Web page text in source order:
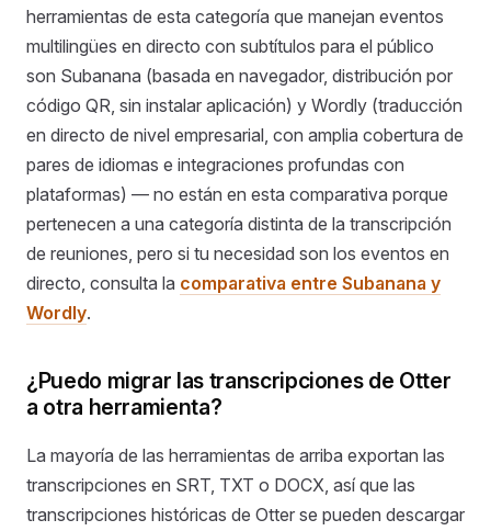
herramientas de esta categoría que manejan eventos
multilingües en directo con subtítulos para el público
son Subanana (basada en navegador, distribución por
código QR, sin instalar aplicación) y Wordly (traducción
en directo de nivel empresarial, con amplia cobertura de
pares de idiomas e integraciones profundas con
plataformas) — no están en esta comparativa porque
pertenecen a una categoría distinta de la transcripción
de reuniones, pero si tu necesidad son los eventos en
directo, consulta la comparativa entre Subanana y
Wordly.
¿Puedo migrar las transcripciones de Otter
a otra herramienta?
La mayoría de las herramientas de arriba exportan las
transcripciones en SRT, TXT o DOCX, así que las
transcripciones históricas de Otter se pueden descargar